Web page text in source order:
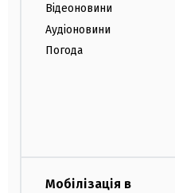
Відеоновини
Аудіоновини
Погода
Мобілізація в